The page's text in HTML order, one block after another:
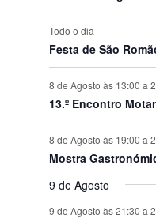
Todo o dia
Festa de São
8 de Agosto às 13:00 a
13.º Encontro
8 de Agosto às 19:00 a
Mostra
9 de Agosto
9 de Agosto às 21:30 a